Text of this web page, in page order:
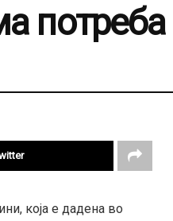
која е дадена во